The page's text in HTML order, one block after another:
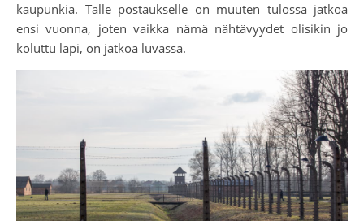
kaupunkia. Tälle postaukselle on muuten tulossa jatkoa
ensi vuonna, joten vaikka nämä nähtävyydet olisikin jo
koluttu läpi, on jatkoa luvassa.